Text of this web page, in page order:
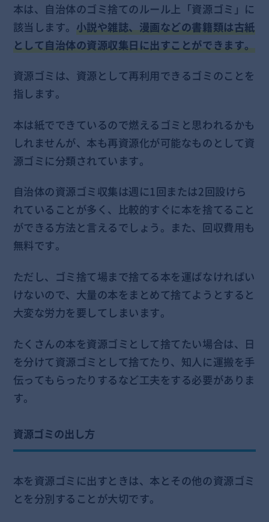
本は、自治体のゴミ捨てのルール上「資源ゴミ」に
該当します。 小説や雑誌、漫画などの書籍類は古紙
として自治体の資源収集日に出すことができます。
資源ゴミは、資源として再利用できるゴミのことを
指します。
本は紙でできているので燃えるゴミと思われるかも
しれませんが、本も再資源化が可能なものとして資
源ゴミに分類されています。
自治体の資源ゴミ収集は週に1回または2回設けら
れていることが多く、比較的すぐに本を捨てること
ができる方法と言えるでしょう。また、回収費用も
無料です。
ただし、ゴミ捨て場まで捨てる本を運ばなければい
けないので、大量の本をまとめて捨てようとすると
大変な労力を要してしまいます。
たくさんの本を資源ゴミとして捨てたい場合は、日
を分けて資源ゴミとして捨てたり、知人に運搬を手
伝ってもらったりするなど工夫をする必要がありま
す。
資源ゴミの出し方
本を資源ゴミに出すときは、本とその他の資源ゴミ
とを分別することが大切です。